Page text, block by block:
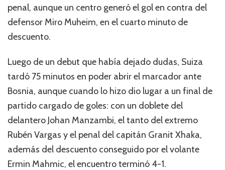
penal, aunque un centro generó el gol en contra del
defensor Miro Muheim, en el cuarto minuto de
descuento.
Luego de un debut que había dejado dudas, Suiza
tardó 75 minutos en poder abrir el marcador ante
Bosnia, aunque cuando lo hizo dio lugar a un final de
partido cargado de goles: con un doblete del
delantero Johan Manzambi, el tanto del extremo
Rubén Vargas y el penal del capitán Granit Xhaka,
además del descuento conseguido por el volante
Ermin Mahmic, el encuentro terminó 4-1.